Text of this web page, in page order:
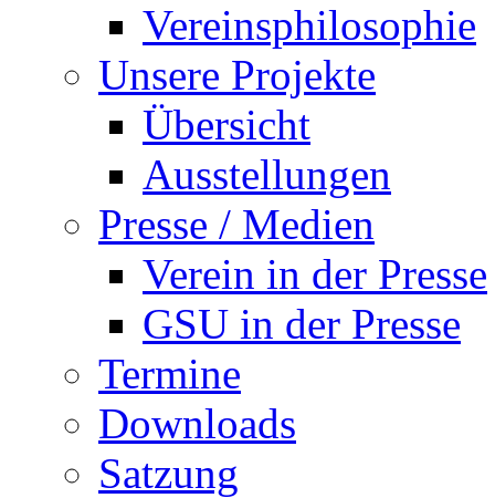
Vereinsphilosophie
Unsere Projekte
Übersicht
Ausstellungen
Presse / Medien
Verein in der Presse
GSU in der Presse
Termine
Downloads
Satzung